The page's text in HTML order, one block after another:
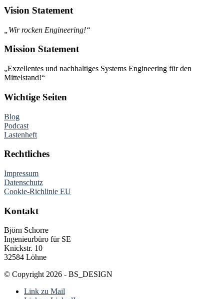
Vision Statement
„Wir rocken Engineering!“
Mission Statement
„Exzellentes und nachhaltiges Systems Engineering für den
Mittelstand!“
Wichtige Seiten
Blog
Podcast
Lastenheft
Rechtliches
Impressum
Datenschutz
Cookie-Richlinie EU
Kontakt
Björn Schorre
Ingenieurbüro für SE
Knickstr. 10
32584 Löhne
© Copyright 2026 - BS_DESIGN
Link zu Mail